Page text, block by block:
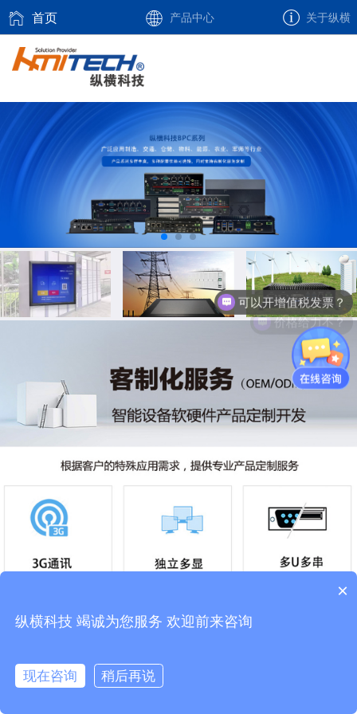
首页 产品中心 关于纵横
价格给力不？
可以开增值税发票？
×
纵横科技 竭诚为您服务 欢迎前来咨询
现在咨询 稍后再说